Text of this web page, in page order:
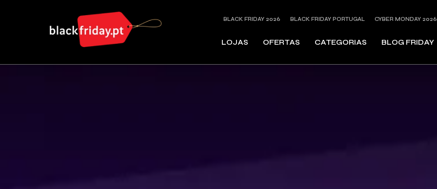
BLACK FRIDAY 2026 BLACK FRIDAY PORTUGAL CYBER MONDAY 2026
LOJAS OFERTAS CATEGORIAS BLOG FRIDAY